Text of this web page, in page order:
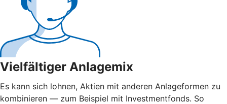
Vielfältiger Anlagemix
Es kann sich lohnen, Aktien mit anderen Anlageformen zu
kombinieren — zum Beispiel mit Investmentfonds. So